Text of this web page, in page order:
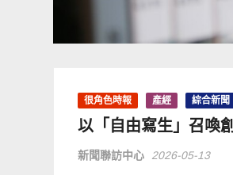
很角色時報 產經 綜合新聞
以「自由寫生」召喚
新聞聯訪中心 2026-05-13